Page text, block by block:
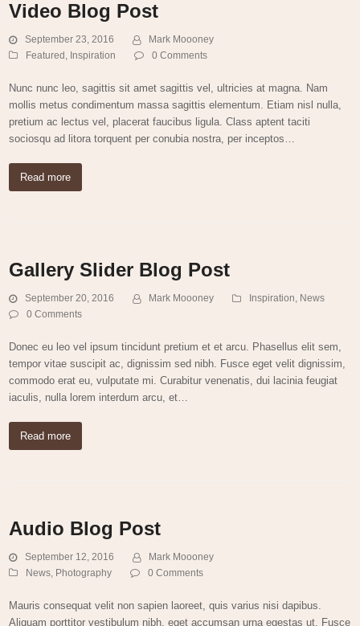
Video Blog Post
September 23, 2016
Mark Moooney
Featured, Inspiration 0 Comments
Nunc nunc leo, sagittis sit amet sagittis vel, ultricies at magna. Nam
mollis metus condimentum massa sagittis elementum. Etiam nisl nulla,
pretium ac lectus vel, placerat faucibus ligula. Class aptent taciti
sociosqu ad litora torquent per conubia nostra, per inceptos…
Read more
Gallery Slider Blog Post
September 20, 2016 Mark Moooney Inspiration, News
0 Comments
Donec eu leo vel ipsum tincidunt pretium et et arcu. Phasellus elit sem,
tempor vitae suscipit ac, dignissim sed nibh. Fusce eget velit dignissim,
commodo erat eu, vulputate mi. Curabitur venenatis, dui lacinia feugiat
iaculis, nulla lorem interdum arcu, et…
Read more
Audio Blog Post
September 12, 2016
Mark Moooney
News Photography 0 Comments
Mauris consequat velit non sapien laoreet, quis varius nisi dapibus.
Aliquam porttitor vestibulum nibh, eget accumsan urna egestas ut. Fusce